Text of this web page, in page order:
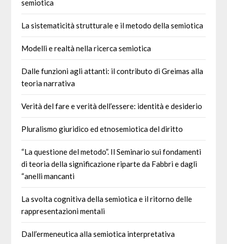
semiotica
La sistematicità strutturale e il metodo della semiotica
Modelli e realtà nella ricerca semiotica
Dalle funzioni agli attanti: il contributo di Greimas alla
teoria narrativa
Verità del fare e verità dell’essere: identità e desiderio
Pluralismo giuridico ed etnosemiotica del diritto
“La questione del metodo”. Il Seminario sui fondamenti
di teoria della significazione riparte da Fabbri e dagli
“anelli mancanti
La svolta cognitiva della semiotica e il ritorno delle
rappresentazioni mentali
Dall’ermeneutica alla semiotica interpretativa